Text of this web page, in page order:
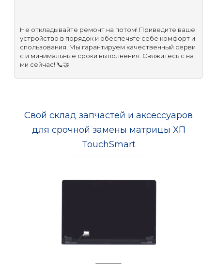
Не откладывайте ремонт на потом! Приведите ваше
устройство в порядок и обеспечьте себе комфорт и
спользования. Мы гарантируем качественный серви
с и минимальные сроки выполнения. Свяжитесь с на
ми сейчас! 📞🤝
Свой склад запчастей и аксессуаров
для срочной замены матрицы ХП
TouchSmart